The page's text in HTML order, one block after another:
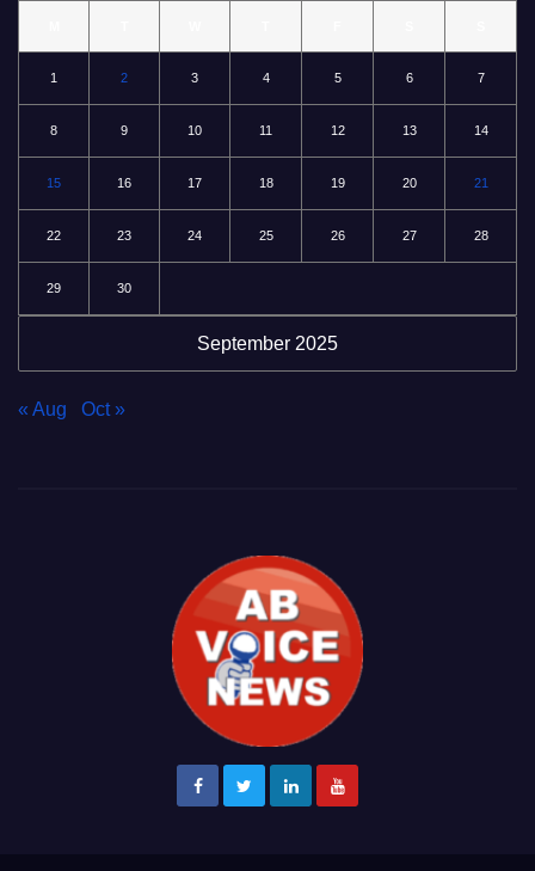
September 2025
1 2 3 4 5 6 7
8 9 10 11 12 13 14
15 16 17 18 19 20 21
22 23 24 25 26 27 28
29 30
« Aug Oct »